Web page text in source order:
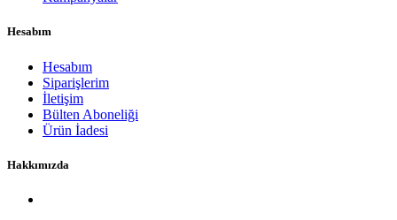
Hesabım
Hesabım
Siparişlerim
İletişim
Bülten Aboneliği
Ürün İadesi
Hakkımızda